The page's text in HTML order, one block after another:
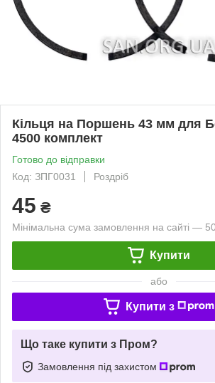
Кільця на Поршень 43 мм для
4500 комплект
Готово до відправки
Код: ЗПГ0031
Роздріб
45 ₴
Мінімальна сума замовлення на сайті —
Купити
або
Купити з
Що таке купити з Пром?
Замовлення під захистом